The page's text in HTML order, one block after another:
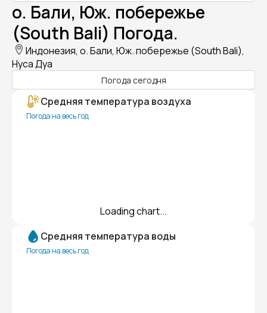
о. Бали, Юж. побережье
(South Bali) Погода.
Индонезия, о. Бали, Юж. побережье (South Bali),
Нуса Дуа
Погода сегодня
Средняя температура воздуха
Погода на весь год
Loading chart...
Средняя температура воды
Погода на весь год